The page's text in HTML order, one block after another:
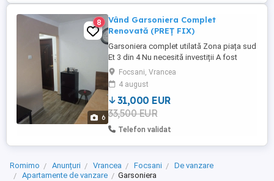
6
8
Vând Garsoniera Complet
Renovată (PREȚ FIX)
Garsoniera complet utilată Zona piața sud
Et 3 din 4 Nu necesită investiții A fost
renovată complet de 1 an Pretabilă pentru
chirie Tel
Focsani, Vrancea
4 august
31,000 EUR
33,500 EUR
Telefon validat
Romimo Anunțuri Vrancea Focsani
De vanzare
Apartamente de vanzare
Garsoniera